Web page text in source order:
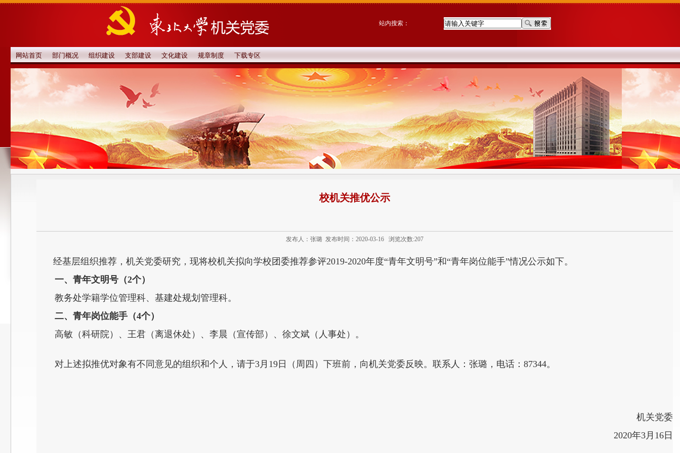
站内搜索：
网站首页 部门概况 组织建设 支部建设 文化建设 规章制度 下载专区
校机关推优公示
发布人：张璐 发布时间：2020-03-16 浏览次数:207
经基层组织推荐，机关党委研究，现将校机关拟向学校团委推荐参评2019-2020年度“青年文明号”和“青年岗位能手”情况公示如下。
一、青年文明号（2个）
教务处学籍学位管理科、基建处规划管理科。
二、青年岗位能手（4个）
高敏（科研院）、王君（离退休处）、李晨（宣传部）、徐文斌（人事处）。
对上述拟推优对象有不同意见的组织和个人，请于3月19日（周四）下班前，向机关党委反映。联系人：张璐，电话：87344。
机关党委
2020年3月16日